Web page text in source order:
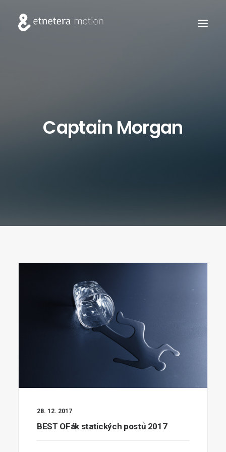
Captain Morgan
28. 12. 2017
BEST OFák statických postů 2017